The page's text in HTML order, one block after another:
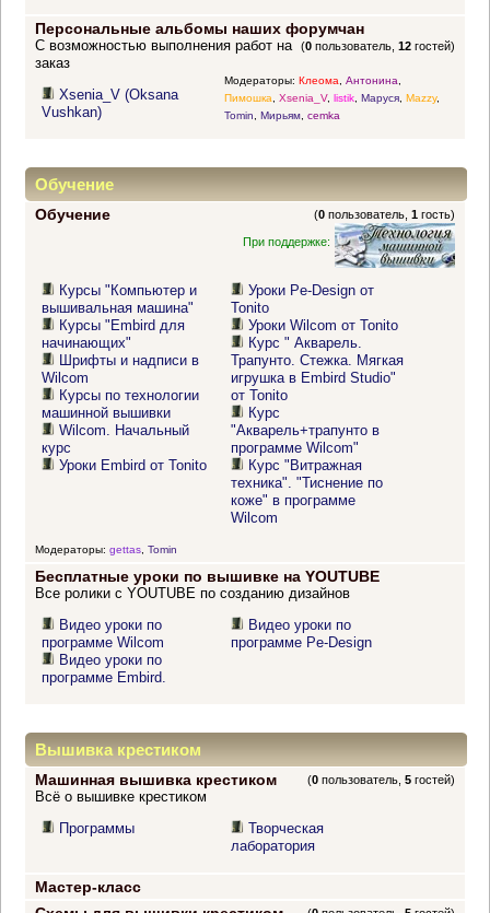
Персональные альбомы наших форумчан
(0 пользователь,12 гостей)
С возможностью выполнения работ на
заказ
Xsenia_V (Oksana
Vushkan)
Модераторы: Клеома, Антонина,
Пимошка, Xsenia_V, listik, Маруся, Mazzy,
Tomin, Мирьям, cemka
Обучение
Обучение (0 пользователь,1 гость)
При поддержке:
Курсы "Компьютер и
вышивальная машина"
Курсы "Embird для
начинающих"
Шрифты и надписи в
Wilcom
Курсы по технологии
машинной вышивки
Wilcom. Начальный
курс
Уроки Embird от Tonito
Уроки Pe-Design от
Tonito
Уроки Wilcom от Tonito
Курс " Акварель.
Трапунто. Стежка. Мягкая
игрушка в Embird Studio"
от Tonito
Курс
"Акварель+трапунто в
программе Wilcom"
Курс "Витражная
техника". "Тиснение по
коже" в программе
Wilcom
Модераторы: gettas, Tomin
Бесплатные уроки по вышивке на YOUTUBE
Все ролики с YOUTUBE по созданию дизайнов
Видео уроки по
программе Wilcom
Видео уроки по
программе Embird.
Видео уроки по
программе Pe-Design
Вышивка крестиком
Машинная вышивка крестиком (0 пользователь,5 гостей)
Всё о вышивке крестиком
Программы
Творческая
лаборатория
Мастер-класс